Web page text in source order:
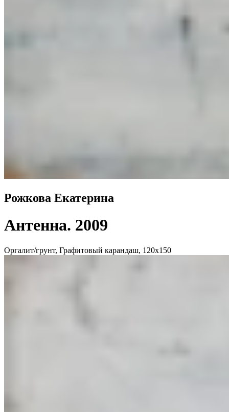
Рожкова Екатерина
Антенна. 2009
Оргалит/грунт, Графитовый карандаш, 120x150